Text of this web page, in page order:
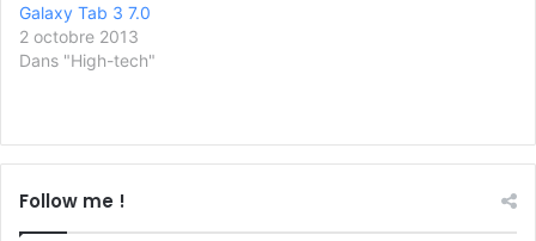
Galaxy Tab 3 7.0
2 octobre 2013
Dans "High-tech"
Follow me !